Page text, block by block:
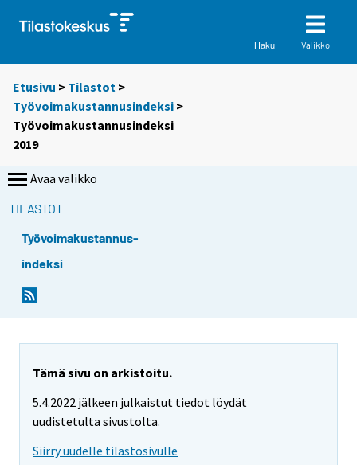
Haku Valikko
Etusivu > Tilastot >
Työvoimakustannusindeksi >
Työvoimakustannusindeksi
2019
Avaa valikko
TILASTOT
Työvoimakustannus-
indeksi
Tämä sivu on arkistoitu.
5.4.2022 jälkeen julkaistut tiedot löydät
uudistetulta sivustolta.
Siirry uudelle tilastosivulle